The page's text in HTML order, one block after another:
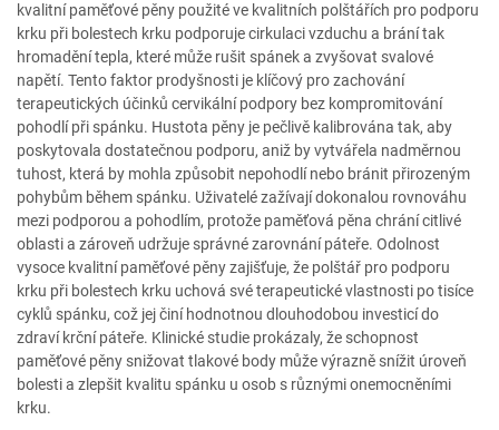
kvalitní paměťové pěny použité ve kvalitních polštářích pro podporu
krku při bolestech krku podporuje cirkulaci vzduchu a brání tak
hromadění tepla, které může rušit spánek a zvyšovat svalové
napětí. Tento faktor prodyšnosti je klíčový pro zachování
terapeutických účinků cervikální podpory bez kompromitování
pohodlí při spánku. Hustota pěny je pečlivě kalibrována tak, aby
poskytovala dostatečnou podporu, aniž by vytvářela nadměrnou
tuhost, která by mohla způsobit nepohodlí nebo bránit přirozeným
pohybům během spánku. Uživatelé zažívají dokonalou rovnováhu
mezi podporou a pohodlím, protože paměťová pěna chrání citlivé
oblasti a zároveň udržuje správné zarovnání páteře. Odolnost
vysoce kvalitní paměťové pěny zajišťuje, že polštář pro podporu
krku při bolestech krku uchová své terapeutické vlastnosti po tisíce
cyklů spánku, což jej činí hodnotnou dlouhodobou investicí do
zdraví krční páteře. Klinické studie prokázaly, že schopnost
paměťové pěny snižovat tlakové body může výrazně snížit úroveň
bolesti a zlepšit kvalitu spánku u osob s různými onemocněními
krku.